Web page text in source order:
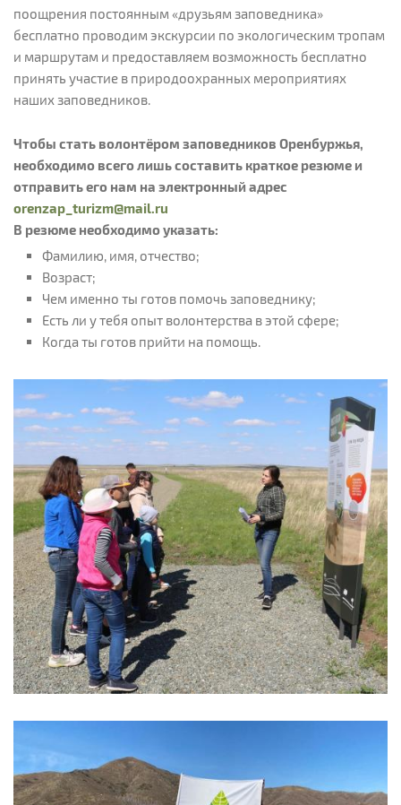
поощрения постоянным «друзьям заповедника»
бесплатно проводим экскурсии по экологическим тропам
и маршрутам и предоставляем возможность бесплатно
принять участие в природоохранных мероприятиях
наших заповедников.
Чтобы стать волонтёром заповедников Оренбуржья,
необходимо всего лишь составить краткое резюме и
отправить его нам на электронный адрес
orenzap_turizm@mail.ru
В резюме необходимо указать:
Фамилию, имя, отчество;
Возраст;
Чем именно ты готов помочь заповеднику;
Есть ли у тебя опыт волонтерства в этой сфере;
Когда ты готов прийти на помощь.